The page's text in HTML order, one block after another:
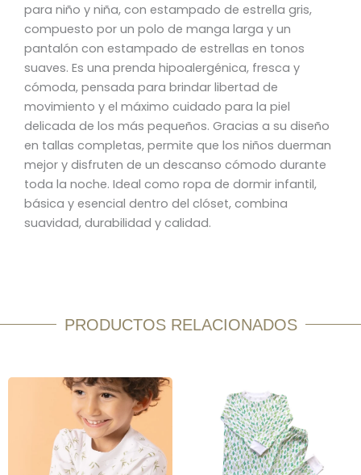
para niño y niña, con estampado de estrella gris,
compuesto por un polo de manga larga y un
pantalón con estampado de estrellas en tonos
suaves. Es una prenda hipoalergénica, fresca y
cómoda, pensada para brindar libertad de
movimiento y el máximo cuidado para la piel
delicada de los más pequeños. Gracias a su diseño
en tallas completas, permite que los niños duerman
mejor y disfruten de un descanso cómodo durante
toda la noche. Ideal como ropa de dormir infantil,
básica y esencial dentro del clóset, combina
suavidad, durabilidad y calidad.
PRODUCTOS RELACIONADOS